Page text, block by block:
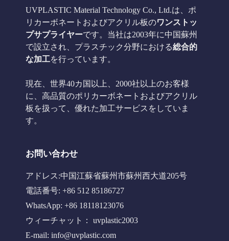
UVPLASTIC Material Technology Co., Ltd.は、ポ
リカーボネートおよびアクリル板のワンストッ
プサプライヤーです。当社は2003年に中国蘇州
で設立され、プラスチック分野における総合的
な加工を行っています。
現在、世界40カ国以上、2000社以上のお客様
に、高品質のポリカーボネートおよびアクリル
板を扱って、優れた加工サービスをしていま
す。
お問い合わせ
アドレス:中国江蘇省蘇州市蘇州西大道205号
電話番号: +86 512 85186727
WhatsApp: +86 18118123076
ウィーチャット： uvplastic2003
E-mail: info@uvplastic.com